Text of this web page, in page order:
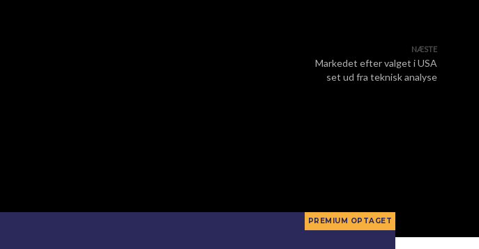
NÆSTE
Markedet efter valget i USA
set ud fra teknisk analyse